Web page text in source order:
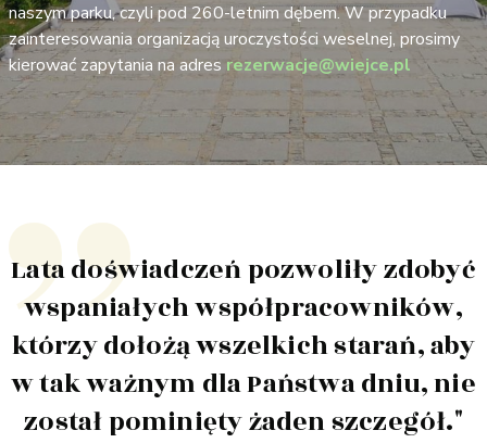
naszym parku, czyli pod 260-letnim dębem. W przypadku
zainteresowania organizacją uroczystości weselnej, prosimy
kierować zapytania na adres rezerwacje@wiejce.pl
Lata doświadczeń pozwoliły zdobyć
wspaniałych współpracowników,
którzy dołożą wszelkich starań, aby
w tak ważnym dla Państwa dniu, nie
został pominięty żaden szczegół."